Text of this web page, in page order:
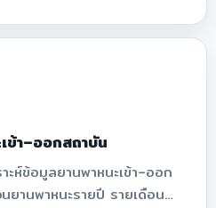
จุดเสี่ยง และตู้กดน้ำ พร้อม
สดงสรุปจำนวนจุด การเพิ่ม
วก และเป็นระบบ
ข้า–ออกสถาบัน
ะห์ข้อมูลยานพาหนะเข้า–ออก
านพาหนะรายปี รายเดือน